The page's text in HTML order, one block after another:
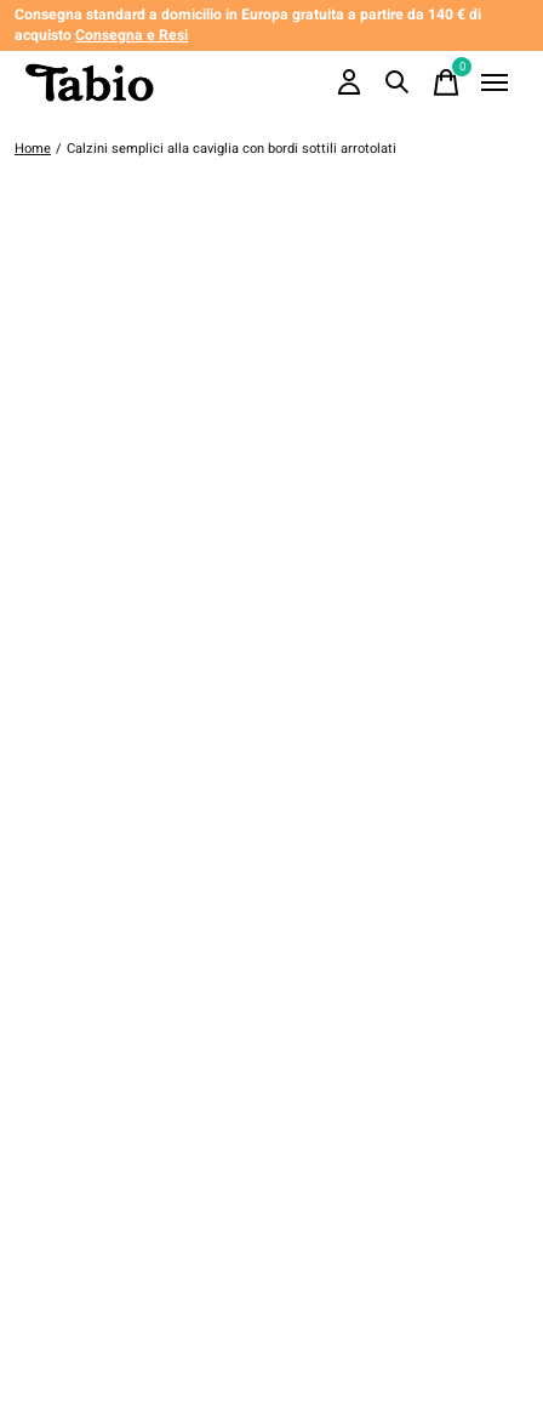
Consegna standard a domicilio in Europa gratuita a partire da 140 € di
acquistoConsegna e Resi
0items
Home / Calzini semplici alla caviglia con bordi sottili arrotolati